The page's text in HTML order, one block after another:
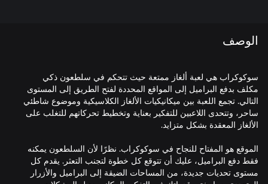
الوصف
سوكوكراب هي لعبة ألغاز ممتعة حيث تتحكم في سلطعون ذكي
مكلف بدفع البراميل إلى المواقع المحددة لفتح الطريق إلى المستوى
التالي. تجمع اللعبة بين ميكانيكيات الألغاز الكلاسيكية وموضوع شاطئي
ساحر، وتتحدى اللاعبين للتفكير بعناية وتخطيط تحركاتهم للتغلب على
الموقع هو المفتاح للنجاح في سوكوكراب. نظرًا لأن السلطعون يمكنه
فقط دفع البراميل، عليك أن تتوقع كل خطوة لتجنب التعثر. يقدم كل
مستوى تحديات جديدة، من المساحات الضيقة إلى البراميل والأزرار